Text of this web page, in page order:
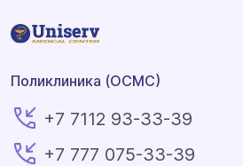
Поликлиника (ОСМС)
+7 7112 93-33-39
+7 777 075-33-39